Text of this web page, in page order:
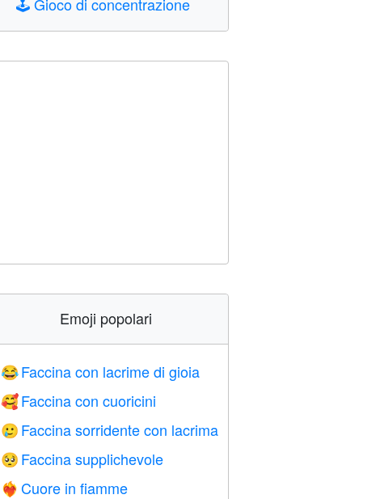
Emoji popolari
😂 Faccina con lacrime di gioia
🥰 Faccina con cuoricini
🥲 Faccina sorridente con lacrima
🥺 Faccina supplichevole
❤️‍🔥 Cuore in fiamme